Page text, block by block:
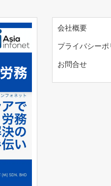
会社概要
プライバシー
お問合せ